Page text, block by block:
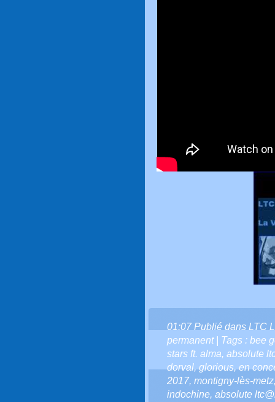
01:07 Publié dans LTC
permanent| Tags : bee
stars ft. alma, absolute
dorval,glorious,en
2017, montigny-lès-metz
indochine, absolute